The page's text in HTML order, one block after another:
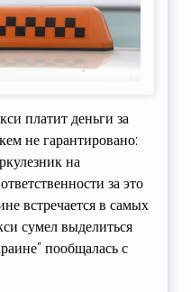
платит деньги за
не гарантировано:
на
за это
встречается в самых
сумел выделиться
пообщалась с